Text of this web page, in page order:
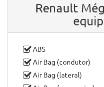
Renault
ABS
Air Bag (condutor)
Air Bag (lateral)